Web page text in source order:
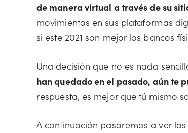
de manera virtual a través de su
movimientos en sus plataformas
si este 2021 son mejor los bancos
Una decisión que no es nada
han quedado en el pasado, aún te
respuesta, es mejor que tú mismo
A continuación pasaremos a ver